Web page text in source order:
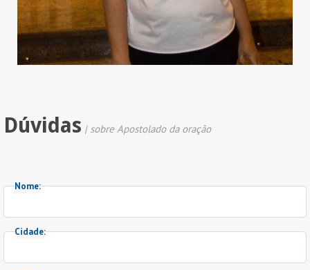
Dúvidas | sobre Apostolado da oração
Nome:
Cidade: